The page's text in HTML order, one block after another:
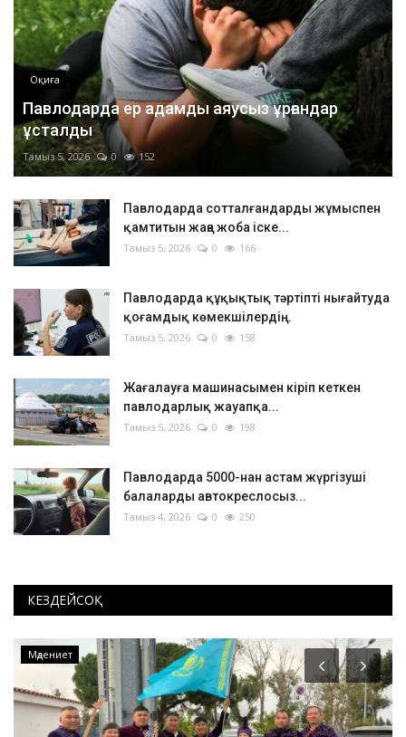
Оқиға
Павлодарда ер адамды аяусыз ұрғандар
ұсталды
Тамыз 5, 2026 0 152
Павлодарда сотталғандарды жұмыспен
қамтитын жаңа жоба іске...
Тамыз 5, 2026 0 166
Павлодарда құқықтық тәртіпті нығайтуда
қоғамдық көмекшілердің...
Тамыз 5, 2026 0 158
Жағалауға машинасымен кіріп кеткен
павлодарлық жауапқа...
Тамыз 5, 2026 0 198
Павлодарда 5000-нан астам жүргізуші
балаларды автокреслосыз...
Тамыз 4, 2026 0 250
КЕЗДЕЙСОҚ
Мәдениет